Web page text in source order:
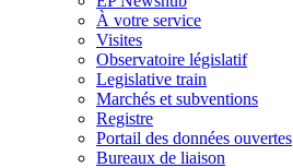
À votre service
Visites
Observatoire législatif
Legislative train
Marchés et subventions
Registre
Portail des données ouvertes
Bureaux de liaison